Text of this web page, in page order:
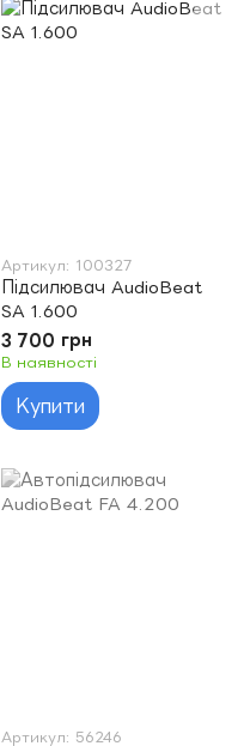
Артикул: 100327
Підсилювач AudioBeat
SA 1.600
3 700 грн
В наявності
Купити
Артикул: 56246